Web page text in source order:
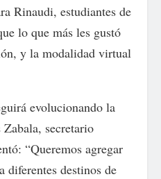
Rinaudi, estudiantes de
lo que más les gustó
y la modalidad virtual
evolucionando la
secretario
“Queremos agregar
destinos de